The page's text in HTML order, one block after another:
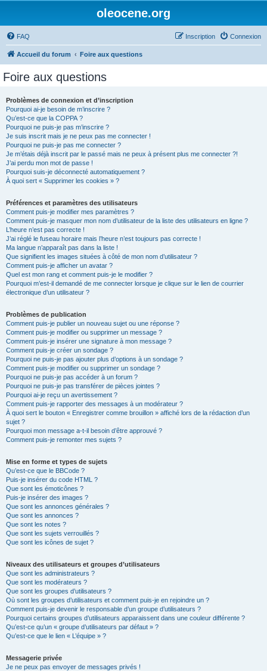
oleocene.org
FAQ Connexion
Inscription
Accueil du forum Foire aux questions
Foire aux questions
Problèmes de connexion et d’inscription
Pourquoi ai-je besoin de m’inscrire ?
Qu’est-ce que la COPPA ?
Pourquoi ne puis-je pas m’inscrire ?
Je suis inscrit mais je ne peux pas me connecter !
Pourquoi ne puis-je pas me connecter ?
Je m’étais déjà inscrit par le passé mais ne peux à présent plus me connecter ?!
J’ai perdu mon mot de passe !
Pourquoi suis-je déconnecté automatiquement ?
À quoi sert « Supprimer les cookies » ?
Préférences et paramètres des utilisateurs
Comment puis-je modifier mes paramètres ?
Comment puis-je masquer mon nom d’utilisateur de la liste des utilisateurs en ligne ?
L’heure n’est pas correcte !
J’ai réglé le fuseau horaire mais l’heure n’est toujours pas correcte !
Ma langue n’apparaît pas dans la liste !
Que signifient les images situées à côté de mon nom d’utilisateur ?
Comment puis-je afficher un avatar ?
Quel est mon rang et comment puis-je le modifier ?
Pourquoi m’est-il demandé de me connecter lorsque je clique sur le lien de courrier
électronique d’un utilisateur ?
Problèmes de publication
Comment puis-je publier un nouveau sujet ou une réponse ?
Comment puis-je modifier ou supprimer un message ?
Comment puis-je insérer une signature à mon message ?
Comment puis-je créer un sondage ?
Pourquoi ne puis-je pas ajouter plus d’options à un sondage ?
Comment puis-je modifier ou supprimer un sondage ?
Pourquoi ne puis-je pas accéder à un forum ?
Pourquoi ne puis-je pas transférer de pièces jointes ?
Pourquoi ai-je reçu un avertissement ?
Comment puis-je rapporter des messages à un modérateur ?
À quoi sert le bouton « Enregistrer comme brouillon » affiché lors de la rédaction d’un
sujet ?
Pourquoi mon message a-t-il besoin d’être approuvé ?
Comment puis-je remonter mes sujets ?
Mise en forme et types de sujets
Qu’est-ce que le BBCode ?
Puis-je insérer du code HTML ?
Que sont les émoticônes ?
Puis-je insérer des images ?
Que sont les annonces générales ?
Que sont les annonces ?
Que sont les notes ?
Que sont les sujets verrouillés ?
Que sont les icônes de sujet ?
Niveaux des utilisateurs et groupes d’utilisateurs
Que sont les administrateurs ?
Que sont les modérateurs ?
Que sont les groupes d’utilisateurs ?
Où sont les groupes d’utilisateurs et comment puis-je en rejoindre un ?
Comment puis-je devenir le responsable d’un groupe d’utilisateurs ?
Pourquoi certains groupes d’utilisateurs apparaissent dans une couleur différente ?
Qu’est-ce qu’un « groupe d’utilisateurs par défaut » ?
Qu’est-ce que le lien « L’équipe » ?
Messagerie privée
Je ne peux pas envoyer de messages privés !